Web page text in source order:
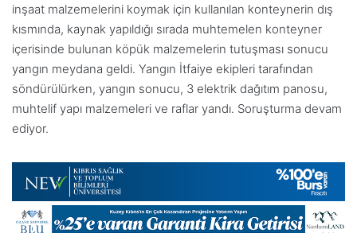
inşaat malzemelerini koymak için kullanılan konteynerin dış
kısmında, kaynak yapıldığı sırada muhtemelen konteyner
içerisinde bulunan köpük malzemelerin tutuşması sonucu
yangın meydana geldi. Yangın İtfaiye ekipleri tarafından
söndürülürken, yangın sonucu, 3 elektrik dağıtım panosu,
muhtelif yapı malzemeleri ve raflar yandı. Soruşturma devam
ediyor.